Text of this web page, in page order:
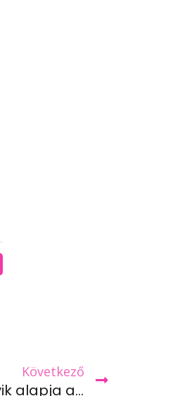
Következő
Az IR (inzulinrezisztencia) kezelésének egyik alapja a testmozgás